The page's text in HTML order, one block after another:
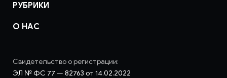
РУБРИКИ
О НАС
Свидетельство о регистрации:
ЭЛ № ФС 77 — 82763 от 14.02.2022